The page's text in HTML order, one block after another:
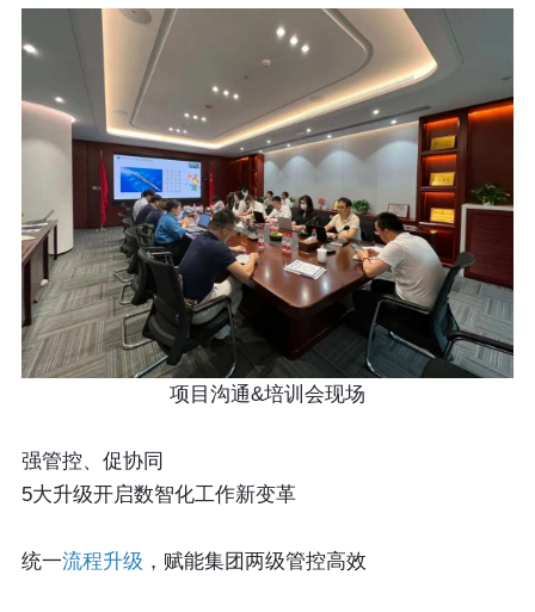
项目沟通&培训会现场
强管控、促协同
5大升级开启数智化工作新变革
统一流程升级 ，赋能集团两级管控高效